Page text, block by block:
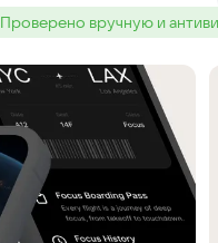
:Проверено вручную и